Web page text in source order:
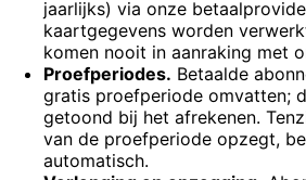
jaarlijks) via onze
kaartgegevens worden
komen nooit in aanraking met
Proefperiodes. Betaalde
gratis proefperiode omvatten;
getoond bij het afrekenen.
van de proefperiode opzegt,
automatisch.